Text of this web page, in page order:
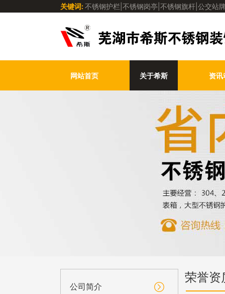
网站首页 关于希斯 资讯
关键词:不锈钢护栏|不锈钢岗亭|不锈钢旗杆|公交站
公司简介
荣誉资